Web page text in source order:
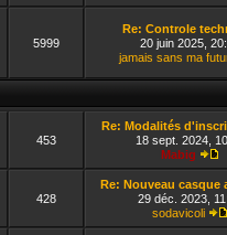
5999
Re: Controle
20 juin 2025,
jamais sans ma
453
Re: Modalités
18 sept. 2024,
Mabig
428
Re: Nouveau casque
29 déc. 2023,
sodavicoli